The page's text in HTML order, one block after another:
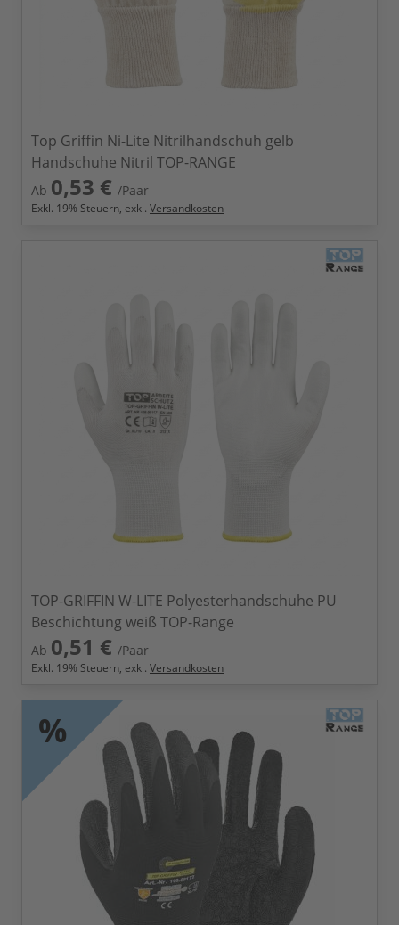
Top Griffin Ni-Lite Nitrilhandschuh gelb
Handschuhe Nitril TOP-RANGE
Ab 0,53 € /Paar
Exkl. 19% Steuern, exkl. Versandkosten
TOP-GRIFFIN W-LITE Polyesterhandschuhe PU
Beschichtung weiß TOP-Range
Ab 0,51 € /Paar
Exkl. 19% Steuern, exkl. Versandkosten
%